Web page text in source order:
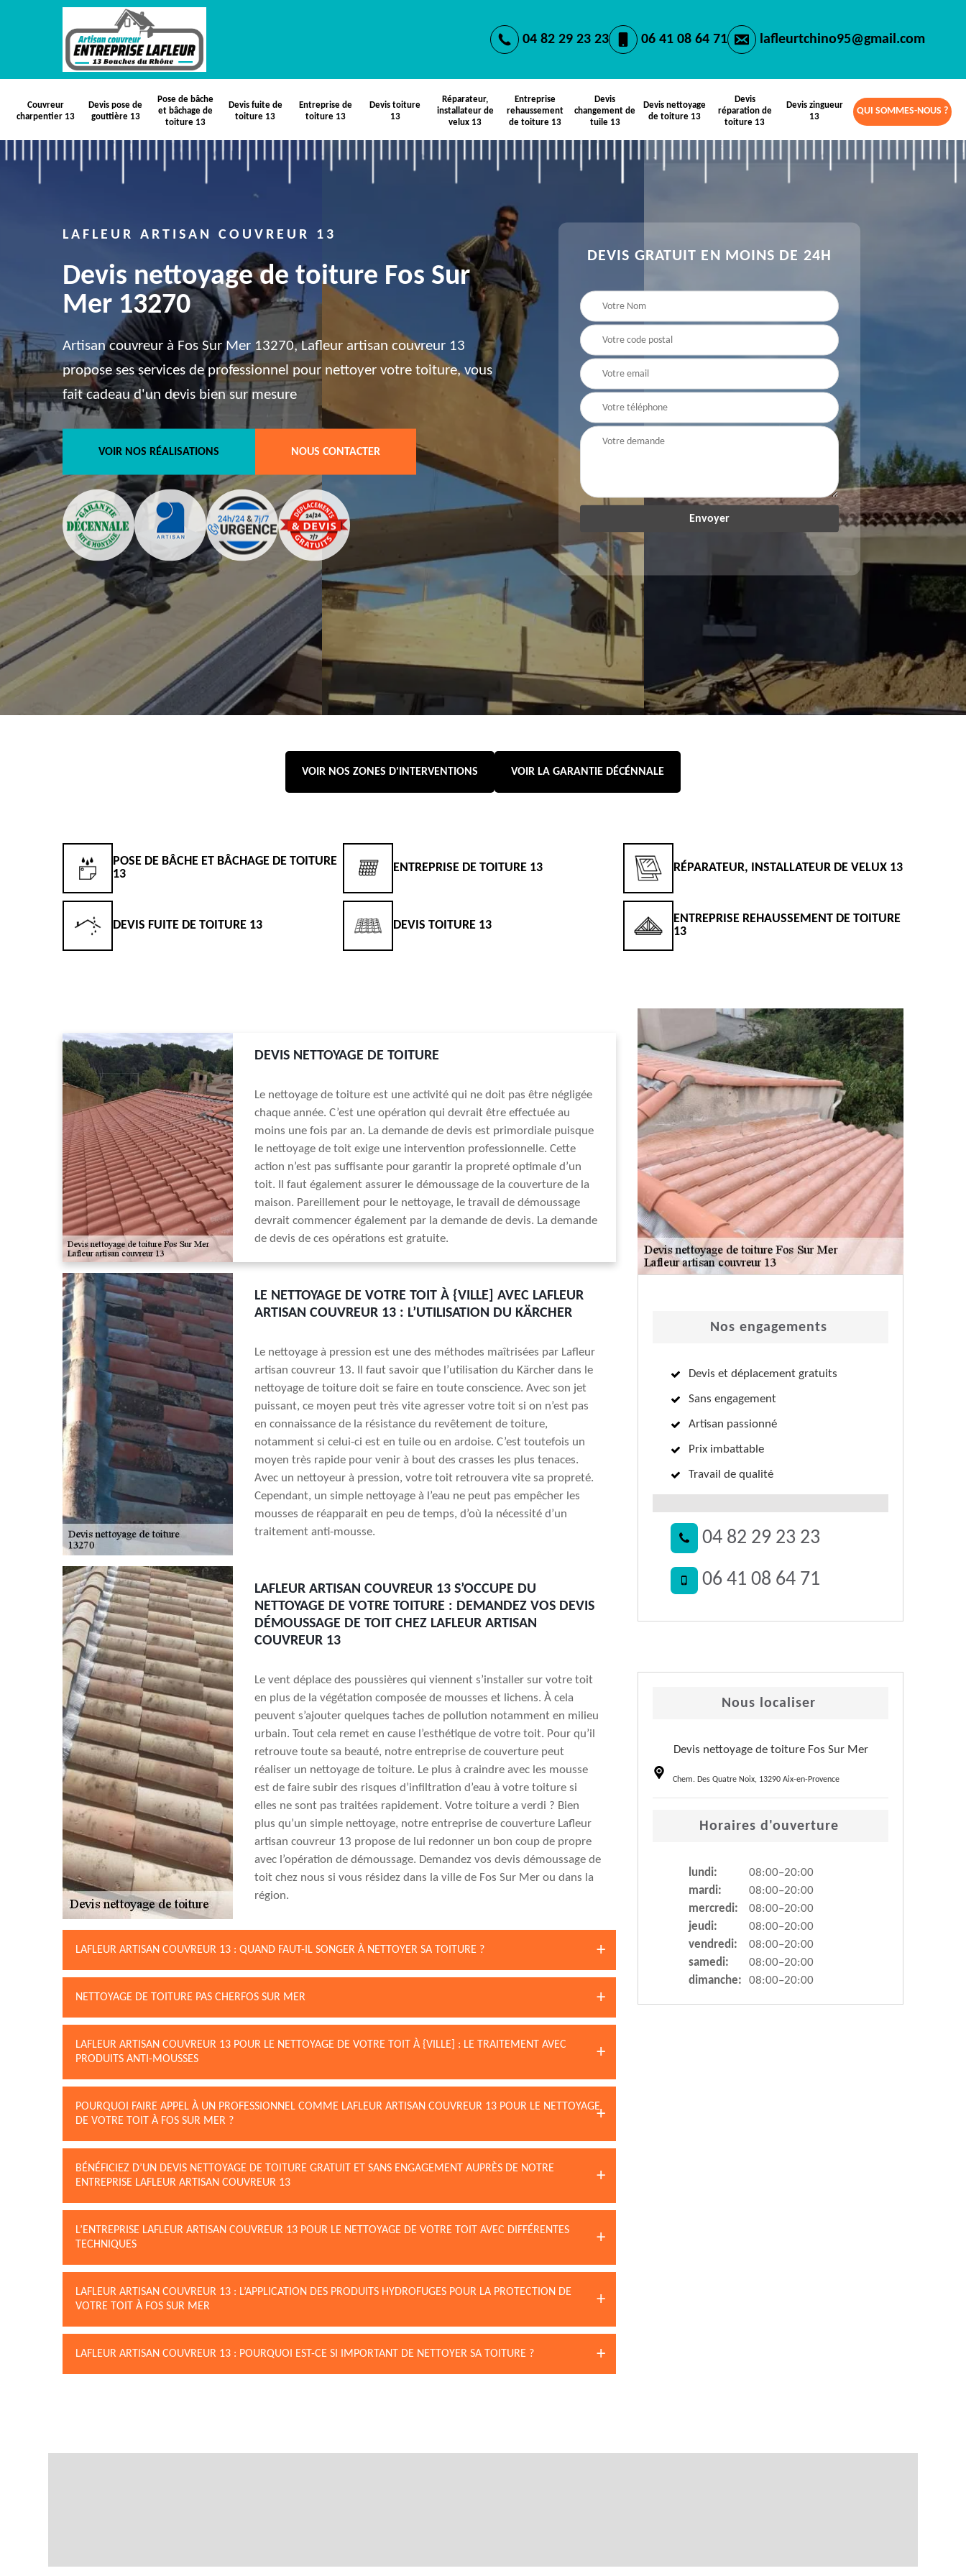
04 82 29 23 23 06 41 08 64 71 lafleurtchino95@gmail.com
Couvreur
charpentier 13
Devis pose de
gouttière 13
Pose de bâche
et bâchage de
toiture 13
Devis fuite de
toiture 13
Entreprise de
toiture 13
Devis toiture
13
Réparateur,
installateur de
velux 13
Entreprise
rehaussement
de toiture 13
Devis
changement de
tuile 13
Devis nettoyage
de toiture 13
Devis
réparation de
toiture 13
Devis zingueur
13
QUI SOMMES-NOUS ?
LAFLEUR ARTISAN COUVREUR 13
Devis nettoyage de toiture Fos Sur
Mer 13270
Artisan couvreur à Fos Sur Mer 13270, Lafleur artisan couvreur 13
propose ses services de professionnel pour nettoyer votre toiture, vous
fait cadeau d'un devis bien sur mesure
VOIR NOS RÉALISATIONS NOUS CONTACTER
DEVIS GRATUIT EN MOINS DE 24H
VOIR NOS ZONES D'INTERVENTIONS VOIR LA GARANTIE DÉCÉNNALE
POSE DE BÂCHE ET BÂCHAGE DE TOITURE
13
DEVIS FUITE DE TOITURE 13
ENTREPRISE DE TOITURE 13
DEVIS TOITURE 13
RÉPARATEUR, INSTALLATEUR DE VELUX 13
ENTREPRISE REHAUSSEMENT DE TOITURE
13
DEVIS NETTOYAGE DE TOITURE
Le nettoyage de toiture est une activité qui ne doit pas être négligée
chaque année. C’est une opération qui devrait être effectuée au
moins une fois par an. La demande de devis est primordiale puisque
le nettoyage de toit exige une intervention professionnelle. Cette
action n’est pas suffisante pour garantir la propreté optimale d’un
toit. Il faut également assurer le démoussage de la couverture de la
maison. Pareillement pour le nettoyage, le travail de démoussage
devrait commencer également par la demande de devis. La demande
de devis de ces opérations est gratuite.
LE NETTOYAGE DE VOTRE TOIT À {VILLE] AVEC LAFLEUR
ARTISAN COUVREUR 13 : L’UTILISATION DU KÄRCHER
Le nettoyage à pression est une des méthodes maîtrisées par Lafleur
artisan couvreur 13. Il faut savoir que l’utilisation du Kärcher dans le
nettoyage de toiture doit se faire en toute conscience. Avec son jet
puissant, ce moyen peut très vite agresser votre toit si on n’est pas
en connaissance de la résistance du revêtement de toiture,
notamment si celui-ci est en tuile ou en ardoise. C’est toutefois un
moyen très rapide pour venir à bout des crasses les plus tenaces.
Avec un nettoyeur à pression, votre toit retrouvera vite sa propreté.
Cependant, un simple nettoyage à l’eau ne peut pas empêcher les
mousses de réapparait en peu de temps, d’où la nécessité d’un
traitement anti-mousse.
LAFLEUR ARTISAN COUVREUR 13 S’OCCUPE DU
NETTOYAGE DE VOTRE TOITURE : DEMANDEZ VOS DEVIS
DÉMOUSSAGE DE TOIT CHEZ LAFLEUR ARTISAN
COUVREUR 13
Le vent déplace des poussières qui viennent s’installer sur votre toit
en plus de la végétation composée de mousses et lichens. À cela
peuvent s’ajouter quelques taches de pollution notamment en milieu
urbain. Tout cela remet en cause l’esthétique de votre toit. Pour qu’il
retrouve toute sa beauté, notre entreprise de couverture peut
réaliser un nettoyage de toiture. Le plus à craindre avec les mousse
est de faire subir des risques d’infiltration d’eau à votre toiture si
elles ne sont pas traitées rapidement. Votre toiture a verdi ? Bien
plus qu’un simple nettoyage, notre entreprise de couverture Lafleur
artisan couvreur 13 propose de lui redonner un bon coup de propre
avec l’opération de démoussage. Demandez vos devis démoussage de
toit chez nous si vous résidez dans la ville de Fos Sur Mer ou dans la
région.
LAFLEUR ARTISAN COUVREUR 13 : QUAND FAUT-IL SONGER À NETTOYER SA TOITURE ?
NETTOYAGE DE TOITURE PAS CHERFOS SUR MER
LAFLEUR ARTISAN COUVREUR 13 POUR LE NETTOYAGE DE VOTRE TOIT À {VILLE] : LE TRAITEMENT AVEC
PRODUITS ANTI-MOUSSES
POURQUOI FAIRE APPEL À UN PROFESSIONNEL COMME LAFLEUR ARTISAN COUVREUR 13 POUR LE NETTOYAGE
DE VOTRE TOIT À FOS SUR MER ?
BÉNÉFICIEZ D’UN DEVIS NETTOYAGE DE TOITURE GRATUIT ET SANS ENGAGEMENT AUPRÈS DE NOTRE
ENTREPRISE LAFLEUR ARTISAN COUVREUR 13
L’ENTREPRISE LAFLEUR ARTISAN COUVREUR 13 POUR LE NETTOYAGE DE VOTRE TOIT AVEC DIFFÉRENTES
TECHNIQUES
LAFLEUR ARTISAN COUVREUR 13 : L’APPLICATION DES PRODUITS HYDROFUGES POUR LA PROTECTION DE
VOTRE TOIT À FOS SUR MER
LAFLEUR ARTISAN COUVREUR 13 : POURQUOI EST-CE SI IMPORTANT DE NETTOYER SA TOITURE ?
Nos engagements
Devis et déplacement gratuits
Sans engagement
Artisan passionné
Prix imbattable
Travail de qualité
04 82 29 23 23
06 41 08 64 71
Nous localiser
Devis nettoyage de toiture Fos Sur Mer
Chem. Des Quatre Noix, 13290 Aix-en-Provence
Horaires d'ouverture
lundi:
08:00–20:00
mardi:
08:00–20:00
mercredi:
08:00–20:00
jeudi:
08:00–20:00
vendredi:
08:00–20:00
samedi:
08:00–20:00
dimanche:
08:00–20:00